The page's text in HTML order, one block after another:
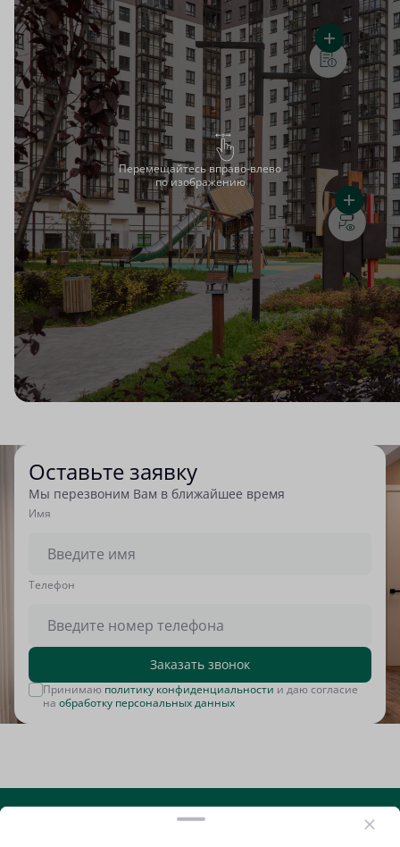
Перемещайтесь вправо-влево
по изображению
Оставьте заявку
Мы перезвоним Вам в ближайшее время
Имя
Tелефон
Заказать звонок
Принимаю политику конфиденциальности и даю согласие
на обработку персональных данных